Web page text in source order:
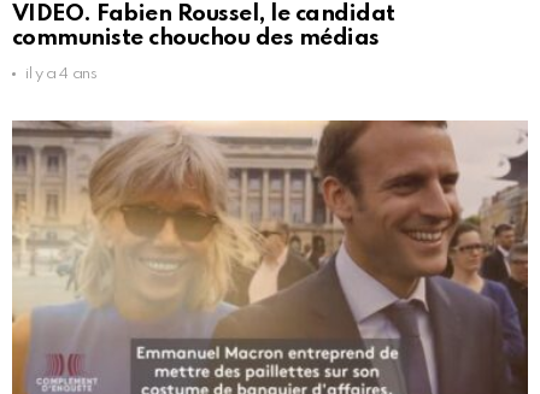
VIDEO. Fabien Roussel, le candidat
communiste chouchou des médias
il y a 4 ans